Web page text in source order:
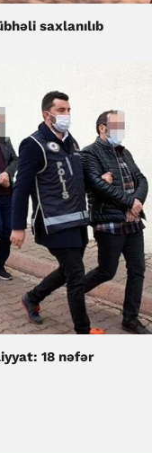
saxlanılıb
18 nəfər